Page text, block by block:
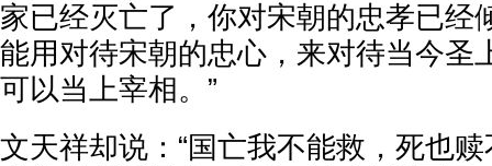
家已经灭亡了，你对宋朝的忠孝已经
能用对待宋朝的忠心，来对待当今圣
可以当上宰相。”
文天祥却说：“国亡我不能救，死也